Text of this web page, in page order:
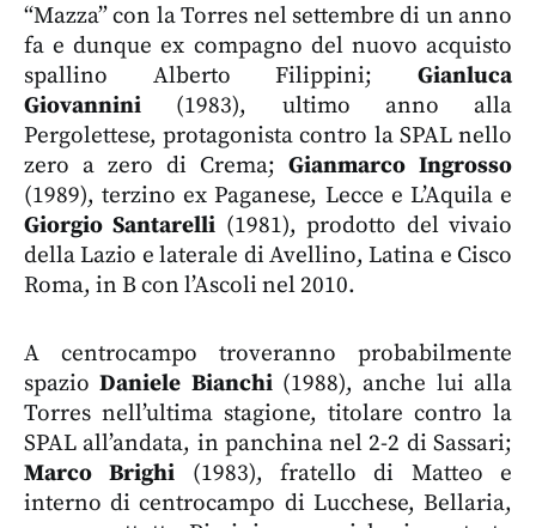
“Mazza” con la Torres nel settembre di un anno
fa e dunque ex compagno del nuovo acquisto
spallino Alberto Filippini; Gianluca
Giovannini (1983), ultimo anno alla
Pergolettese, protagonista contro la SPAL nello
zero a zero di Crema; Gianmarco Ingrosso
(1989), terzino ex Paganese, Lecce e L’Aquila e
Giorgio Santarelli (1981), prodotto del vivaio
della Lazio e laterale di Avellino, Latina e Cisco
Roma, in B con l’Ascoli nel 2010.
A centrocampo troveranno probabilmente
spazioDaniele Bianchi(1988), anche lui alla
Torres nell’ultima stagione, titolare contro la
SPAL all’andata, in panchina nel 2-2 di Sassari;
Marco Brighi (1983), fratello di Matteo e
interno di centrocampo di Lucchese, Bellaria,